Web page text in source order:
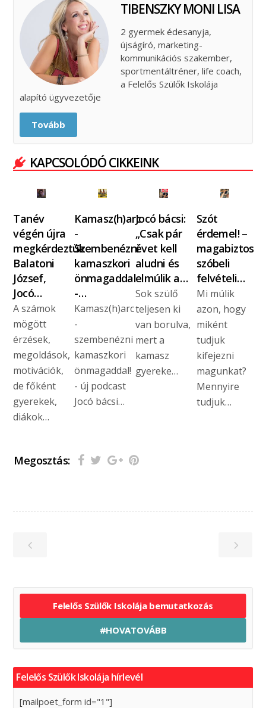
TIBENSZKY MONI LISA
2 gyermek édesanyja,
újságíró, marketing-
kommunikációs szakember,
sportmentáltréner, life coach,
a Felelős Szülők Iskolája
alapító ügyvezetője
Tovább
KAPCSOLÓDÓ CIKKEINK
Tanév
végén újra
megkérdeztük
Balatoni
József,
Jocó…
A számok
mögött
érzések,
megoldások,
motivációk,
de főként
gyerekek,
diákok…
Kamasz(h)arc
-
Szembenézni
kamaszkori
önmagaddal
-…
Kamasz(h)arc
-
szembenézni
kamaszkori
önmagaddal!
- új podcast
Jocó bácsi…
Jocó bácsi:
„Csak pár
évet kell
aludni és
elmúlik a…
Sok szülő
teljesen ki
van borulva,
mert a
kamasz
gyereke…
Szót
érdemel! –
magabiztos
szóbeli
felvételi…
Mi múlik
azon, hogy
miként
tudjuk
kifejezni
magunkat?
Mennyire
tudjuk…
Megosztás:
Felelős Szülők Iskolája bemutatkozás
#HOVATOVÁBB
Felelős Szülők Iskolája hírlevél
[mailpoet_form id="1"]